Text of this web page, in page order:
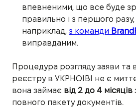
впевненими, що все буде
правильно і з першого разу,
наприклад, з команди
виправданим.
Процедура розгляду заяви та
реєстру в УКРНОІВІ не є
вона займає від 2 до 4 місяців
повного пакету документів.